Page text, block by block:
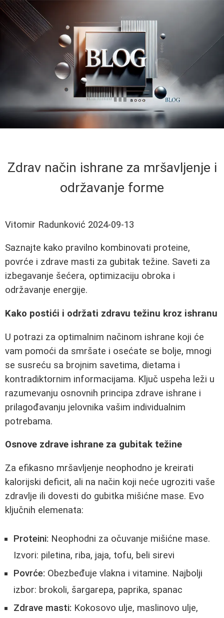
Zdrav način ishrane za mršavljenje i
održavanje forme
Vitomir Radunković 2024-09-13
Saznajte kako pravilno kombinovati proteine,
povrće i zdrave masti za gubitak težine. Saveti za
izbegavanje šećera, optimizaciju obroka i
održavanje energije.
Kako postići i održati zdravu težinu kroz ishranu
U potrazi za optimalnim načinom ishrane koji će
vam pomoći da smršate i osećate se bolje, mnogi
se susreću sa brojnim savetima, dietama i
kontradiktornim informacijama. Ključ uspeha leži u
razumevanju osnovnih principa zdrave ishrane i
prilagođavanju jelovnika vašim individualnim
potrebama.
Osnove zdrave ishrane za gubitak težine
Za efikasno mršavljenje neophodno je kreirati
kalorijski deficit, ali na način koji neće ugroziti vaše
zdravlje ili dovesti do gubitka mišićne mase. Evo
ključnih elemenata:
Proteini: Neophodni za očuvanje mišićne mase.
Izvori: piletina, riba, jaja, tofu, beli sirevi
Povrće: Obezbeđuje vlakna i vitamine. Najbolji
izbor: brokoli, šargarepa, paprika, spanac
Zdrave masti: Kokosovo ulje, maslinovo ulje,